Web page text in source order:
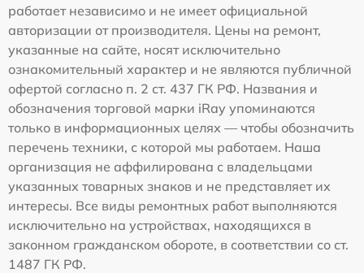
работает независимо и не имеет официальной
авторизации от производителя. Цены на ремонт,
указанные на сайте, носят исключительно
ознакомительный характер и не являются публичной
офертой согласно п. 2 ст. 437 ГК РФ. Названия и
обозначения торговой марки iRay упоминаются
только в информационных целях — чтобы обозначить
перечень техники, с которой мы работаем. Наша
организация не аффилирована с владельцами
указанных товарных знаков и не представляет их
интересы. Все виды ремонтных работ выполняются
исключительно на устройствах, находящихся в
законном гражданском обороте, в соответствии со ст.
1487 ГК РФ.